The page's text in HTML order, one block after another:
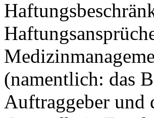
(namentlich: das
Auftraggeber und